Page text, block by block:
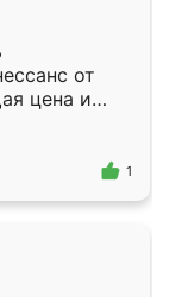
от
цена и
Приехавший
1